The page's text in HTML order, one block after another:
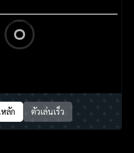
ลัก ตัวเล่นเร็ว